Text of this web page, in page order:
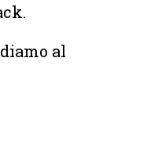
al